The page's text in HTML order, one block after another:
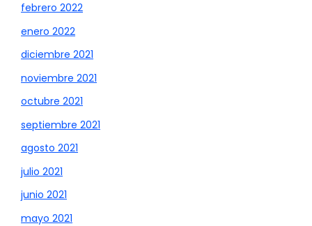
febrero 2022
enero 2022
diciembre 2021
noviembre 2021
octubre 2021
septiembre 2021
agosto 2021
julio 2021
junio 2021
mayo 2021